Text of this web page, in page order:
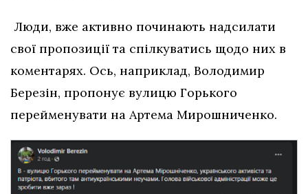
Люди, вже активно починають надсилати
свої пропозиції та спілкуватись щодо них в
коментарях. Ось, наприклад, Володимир
Березін, пропонує вулицю Горького
перейменувати на Артема Мирошниченко.